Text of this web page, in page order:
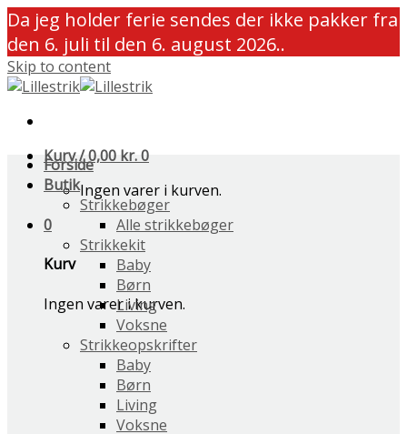
Da jeg holder ferie sendes der ikke pakker fra
den 6. juli til den 6. august 2026..
Skip to content
Kurv /0,00 kr.0
Ingen varer i kurven.
0
Kurv
Ingen varer i kurven.
Forside
Butik
Strikkebøger
Alle strikkebøger
Strikkekit
Baby
Børn
Living
Voksne
Strikkeopskrifter
Baby
Børn
Living
Voksne